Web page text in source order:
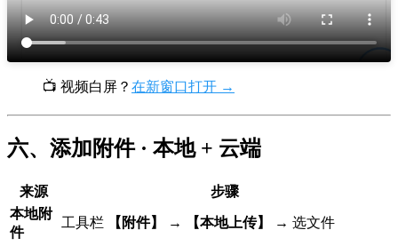
📺 视频白屏？ 在新窗口打开 →
六、添加附件 · 本地 + 云端
来源
步骤
本地附
件
工具栏 【附件】 → 【本地上传】 → 选文件